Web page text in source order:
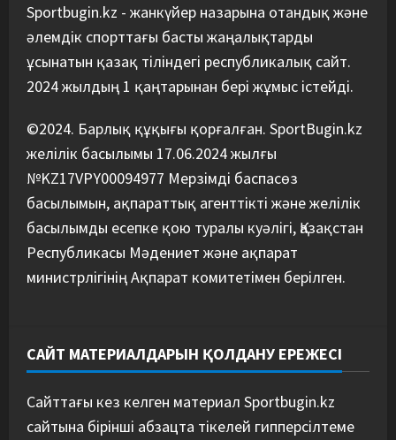
5
құрамасының бас бапкері
тағайындалды
Sportbugin.kz - жанкүйер назарына отандық және
әлемдік спорттағы басты жаңалықтарды
ұсынатын қазақ тіліндегі республикалық сайт.
2024 жылдың 1 қаңтарынан бері жұмыс істейді.
©2024. Барлық құқығы қорғалған. SportBugin.kz
желілік басылымы 17.06.2024 жылғы
№KZ17VPY00094977 Мерзімді баспасөз
басылымын, ақпараттық агенттікті және желілік
басылымды есепке қою туралы куәлігі, Қазақстан
Республикасы Мәдениет және ақпарат
министрлігінің Ақпарат комитетімен берілген.
САЙТ МАТЕРИАЛДАРЫН ҚОЛДАНУ ЕРЕЖЕСІ
Сайттағы кез келген материал Sportbugin.kz
сайтына бірінші абзацта тікелей гипперсілтеме